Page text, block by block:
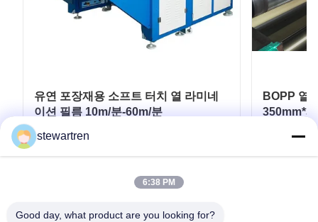
유연 포장재용 소프트 터치 열 라미네
이션 필름 10m/분-60m/분
BOPP 열
stewartren
6:38 PM
Good day, what product are you looking for?